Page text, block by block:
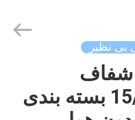
بی نظیر
شفاف
15/30/50/80/100ml بسته بندی